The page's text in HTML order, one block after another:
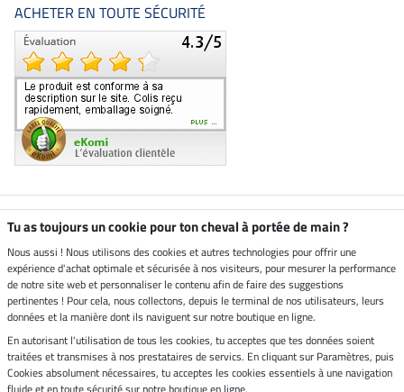
ACHETER EN TOUTE SÉCURITÉ
Boutique climatiquement
Livraison par
Paiement sécurisé
Tu as toujours un cookie pour ton cheval à portée de main ?
Nous aussi ! Nous utilisons des cookies et autres technologies pour offrir une
expérience d'achat optimale et sécurisée à nos visiteurs, pour mesurer la performance
de notre site web et personnaliser le contenu afin de faire des suggestions
pertinentes ! Pour cela, nous collectons, depuis le terminal de nos utilisateurs, leurs
données et la manière dont ils naviguent sur notre boutique en ligne.
En autorisant l'utilisation de tous les cookies, tu acceptes que tes données soient
traitées et transmises à nos prestataires de servics. En cliquant sur Paramètres, puis
Cookies absolument nécessaires, tu acceptes les cookies essentiels à une navigation